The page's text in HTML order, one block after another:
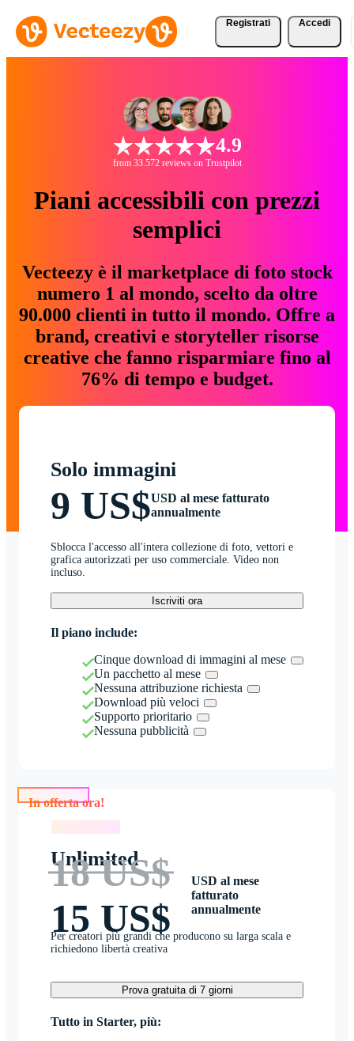
Registrati Accedi
4.9
from 33.572 reviews on Trustpilot
Piani accessibili con prezzi
semplici
Vecteezy è il marketplace di foto stock
numero 1 al mondo, scelto da oltre
90.000 clienti in tutto il mondo. Offre a
brand, creativi e storyteller risorse
creative che fanno risparmiare fino al
76% di tempo e budget.
Solo immagini
9 US$USD al mese fatturato
annualmente
Sblocca l'accesso all'intera collezione di foto, vettori e
grafica autorizzati per uso commerciale. Video non
incluso.
Iscriviti ora
Il piano include:
Cinque download di immagini al mese
Un pacchetto al mese
Nessuna attribuzione richiesta
Download più veloci
Supporto prioritario
Nessuna pubblicità
Unlimited
18 US$
15 US$
USD al mese
fatturato
annualmente
Per creatori più grandi che producono su larga scala e
richiedono libertà creativa
Prova gratuita di 7 giorni
Tutto in Starter, più: